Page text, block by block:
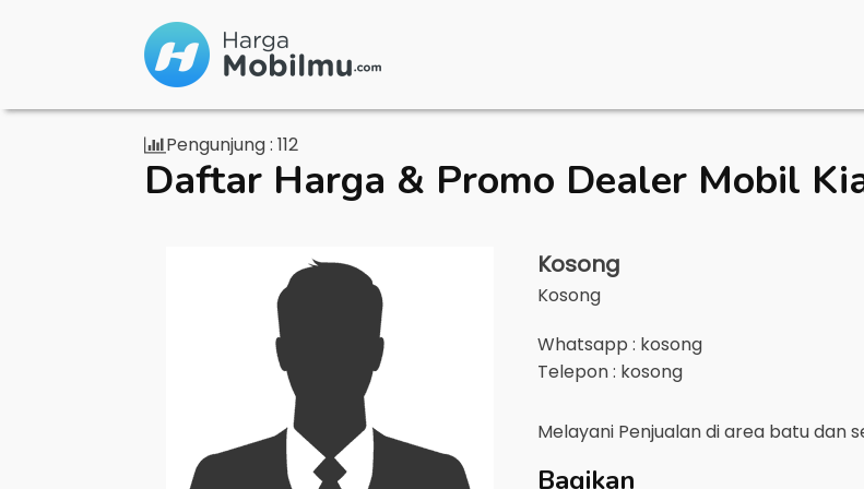
Pengunjung : 112
Daftar Harga & Promo Dealer Mobil
Kosong
Kosong
Whatsapp : kosong
Telepon : kosong
Melayani Penjualan di area batudan
Bagikan